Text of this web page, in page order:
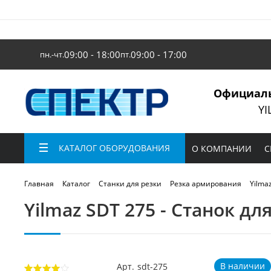
пн.-чт.09:00 - 18:00пт.09:00 - 17:00
КАТАЛОГ ОБОРУДОВАНИЯ О КОМПАНИИ
Главная Каталог Станки для резки Резка армирования
Yilmaz SDT 275 - Станок
Арт. sdt-275 В наличии